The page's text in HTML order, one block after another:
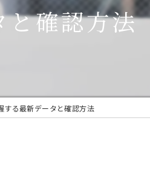
と確認方法
する最新データと確認方法